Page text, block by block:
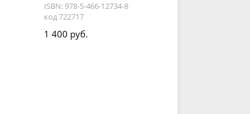
ISBN: 978-5-466-12734-8
код 722717
1 400 руб.